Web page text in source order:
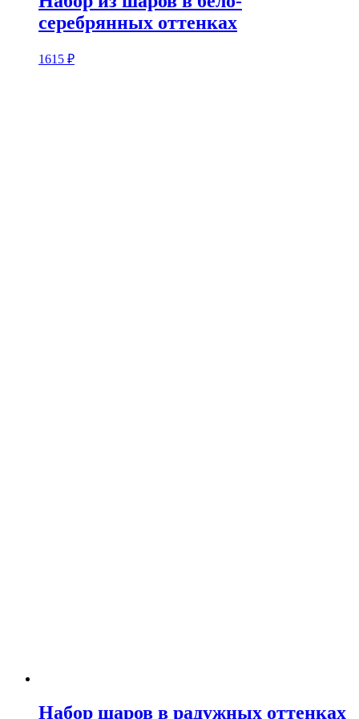
серебрянных оттенках
1615 ₽
Набор шаров в радужных оттенках